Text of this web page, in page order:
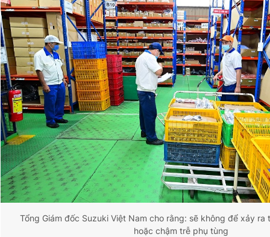
Tổng Giám đốc Suzuki Việt Nam cho rằng: sẽ không để xảy ra
hoặc chậm trễ phụ tùng